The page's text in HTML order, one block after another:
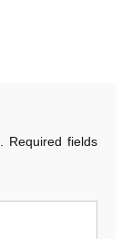
Required fields